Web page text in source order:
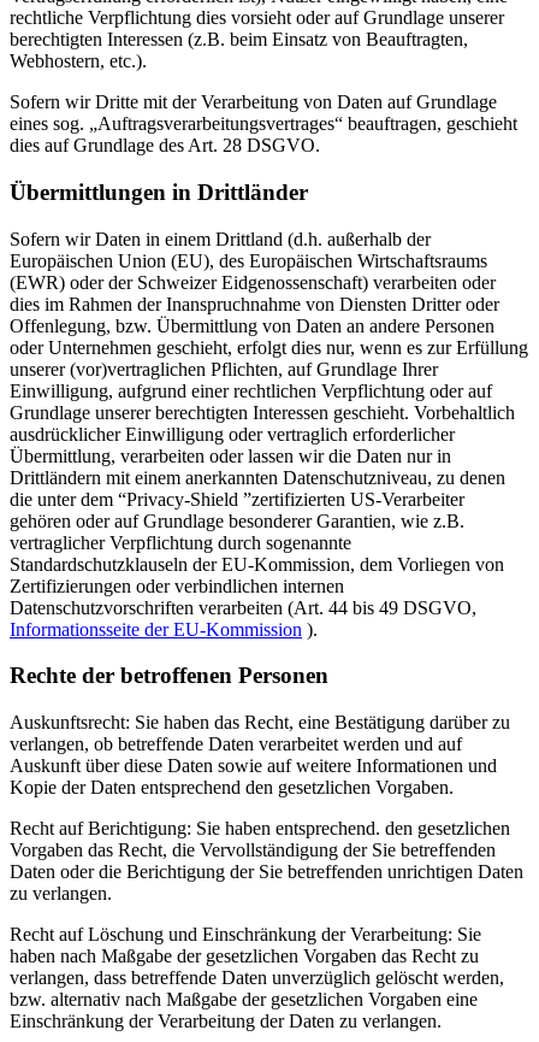
rechtliche Verpflichtung dies vorsieht oder auf Grundlage unserer
berechtigten Interessen (z.B. beim Einsatz von Beauftragten,
Webhostern, etc.).
Sofern wir Dritte mit der Verarbeitung von Daten auf Grundlage
eines sog. „Auftragsverarbeitungsvertrages“ beauftragen, geschieht
dies auf Grundlage des Art. 28 DSGVO.
Übermittlungen in Drittländer
Sofern wir Daten in einem Drittland (d.h. außerhalb der
Europäischen Union (EU), des Europäischen Wirtschaftsraums
(EWR) oder der Schweizer Eidgenossenschaft) verarbeiten oder
dies im Rahmen der Inanspruchnahme von Diensten Dritter oder
Offenlegung, bzw. Übermittlung von Daten an andere Personen
oder Unternehmen geschieht, erfolgt dies nur, wenn es zur Erfüllung
unserer (vor)vertraglichen Pflichten, auf Grundlage Ihrer
Einwilligung, aufgrund einer rechtlichen Verpflichtung oder auf
Grundlage unserer berechtigten Interessen geschieht. Vorbehaltlich
ausdrücklicher Einwilligung oder vertraglich erforderlicher
Übermittlung, verarbeiten oder lassen wir die Daten nur in
Drittländern mit einem anerkannten Datenschutzniveau, zu denen
die unter dem “Privacy-Shield ”zertifizierten US-Verarbeiter
gehören oder auf Grundlage besonderer Garantien, wie z.B.
vertraglicher Verpflichtung durch sogenannte
Standardschutzklauseln der EU-Kommission, dem Vorliegen von
Zertifizierungen oder verbindlichen internen
Datenschutzvorschriften verarbeiten (Art. 44 bis 49 DSGVO,
Informationsseite der EU-Kommission ).
Rechte der betroffenen Personen
Auskunftsrecht: Sie haben das Recht, eine Bestätigung darüber zu
verlangen, ob betreffende Daten verarbeitet werden und auf
Auskunft über diese Daten sowie auf weitere Informationen und
Kopie der Daten entsprechend den gesetzlichen Vorgaben.
Recht auf Berichtigung: Sie haben entsprechend. den gesetzlichen
Vorgaben das Recht, die Vervollständigung der Sie betreffenden
Daten oder die Berichtigung der Sie betreffenden unrichtigen Daten
zu verlangen.
Recht auf Löschung und Einschränkung der Verarbeitung: Sie
haben nach Maßgabe der gesetzlichen Vorgaben das Recht zu
verlangen, dass betreffende Daten unverzüglich gelöscht werden,
bzw. alternativ nach Maßgabe der gesetzlichen Vorgaben eine
Einschränkung der Verarbeitung der Daten zu verlangen.